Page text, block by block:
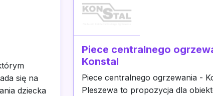
się na
dziecka
Piece centralnego
Konstal
Piece centralnego ogrzewania -
Pleszewa to propozycja dla